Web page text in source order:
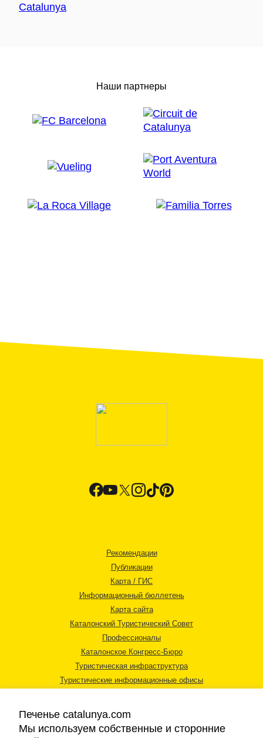
Наши партнеры
Рекомендации
Публикации
Карта / ГИС
Информационный бюллетень
Карта сайта
Каталонский Туристический Совет
Профессионалы
Каталонское Конгресс-Бюро
Туристическая инфраструктура
Туристические информационные офисы
Печенье catalunya.com
Мы используем собственные и сторонние